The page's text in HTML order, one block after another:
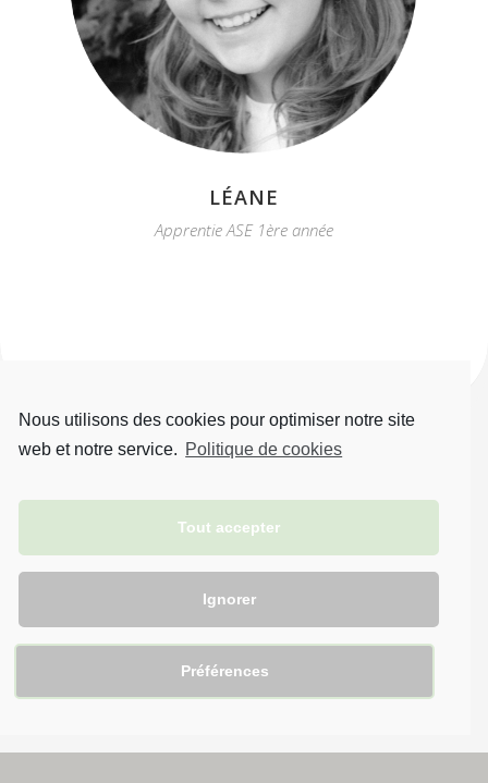
Nous utilisons des cookies pour optimiser notre site
web et notre service. Politique de cookies
Tout accepter
Ignorer
Préférences
LÉANE
Apprentie ASE 1ère année